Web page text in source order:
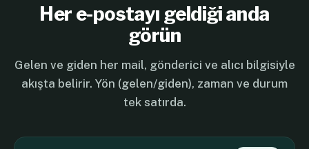
Her e-postayı geldiği anda
görün
Gelen ve giden her mail, gönderici ve alıcı bilgisiyle
akışta belirir. Yön (gelen/giden), zaman ve durum
tek satırda.